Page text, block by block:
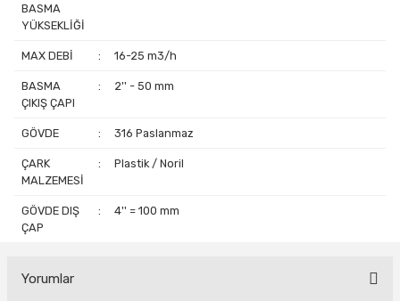
BASMA
YÜKSEKLİĞİ
MAX DEBİ : 16-25 m3/h
BASMA
ÇIKIŞ ÇAPI
: 2'' - 50 mm
GÖVDE : 316 Paslanmaz
ÇARK
MALZEMESİ
: Plastik / Noril
GÖVDE DIŞ
ÇAP
: 4'' = 100 mm
Yorumlar